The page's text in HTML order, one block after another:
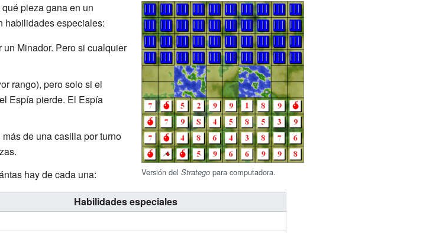
Versión delStratego para computadora.
pieza gana en un
habilidades especiales:
Minador. Pero si cualquier
rango), pero solo si el
Espía pierde. El Espía
de una casilla por turno
hay de cada una:
Habilidades especiales